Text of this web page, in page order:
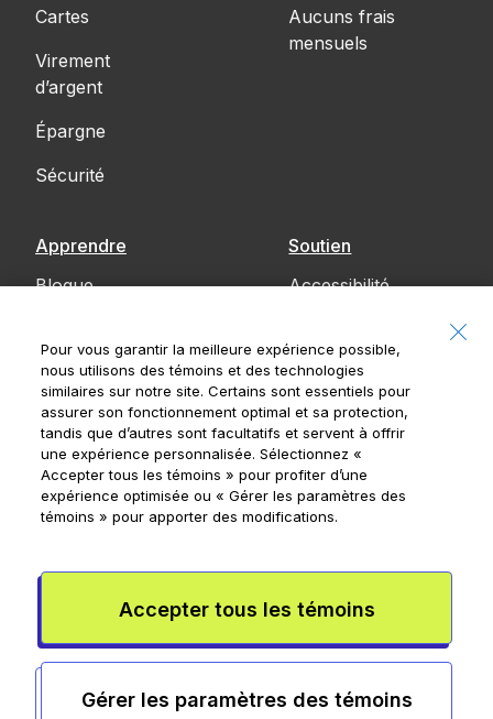
Cartes
Virement
d’argent
Épargne
Sécurité
Aucuns frais
mensuels
Apprendre
Blogue
Soutien
Accessibilité
avec nous
Avis
Banque Royale du Canada, © 2026
20, rue King Ouest, 8e étage, Toronto (Ontario)
Conditions de l’appli Mydoh
Conditions de la carte à puce
Pour vous garantir la meilleure expérience possible,
nous utilisons des témoins et des technologies
similaires sur notre site. Certains sont essentiels pour
assurer son fonctionnement optimal et sa protection,
tandis que d’autres sont facultatifs et servent à offrir
une expérience personnalisée. Sélectionnez «
Accepter tous les témoins » pour profiter d’une
expérience optimisée ou « Gérer les paramètres des
témoins » pour apporter des modifications.
Gérer les paramètres des témoins
Accepter tous les témoins